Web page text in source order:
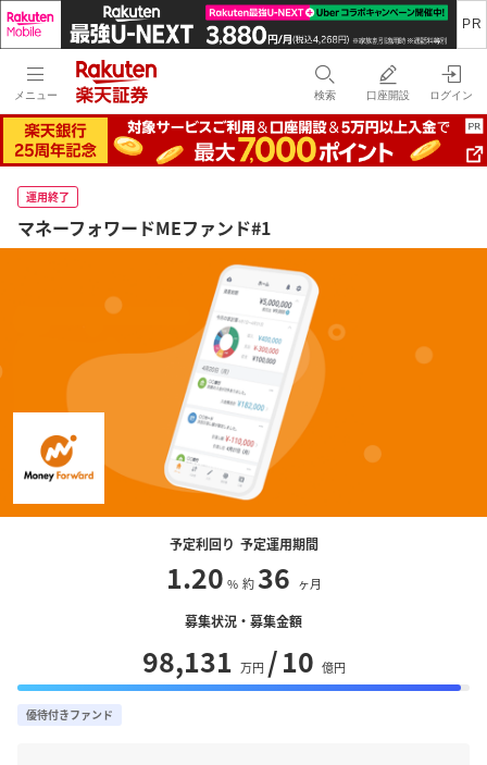
メニュー 検索 口座開設 ログイン
運用終了
マネーフォワードMEファンド#1
予定利回り
1.20 %
予定運用期間
約 36 ヶ月
募集状況・募集金額
98,131 万円 /10 億円
優待付きファンド